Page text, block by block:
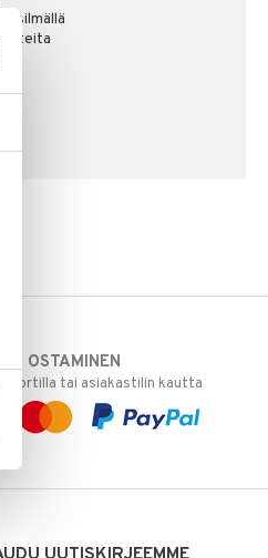
silmällä
OSTAMINEN
tai asiakastilin kautta